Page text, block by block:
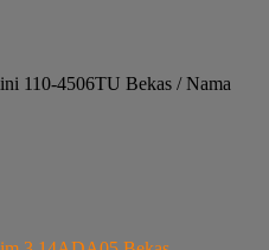
110-4506TU Bekas / Nama